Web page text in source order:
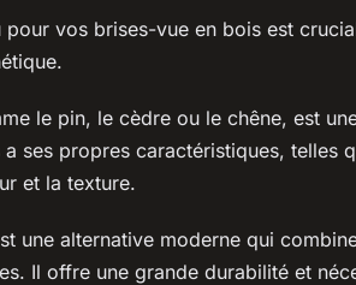
pour vos brises-vue en bois est
le pin, le cèdre ou le chêne, est
ses propres caractéristiques, telles
et la texture.
une alternative moderne qui
Il offre une grande durabilité et